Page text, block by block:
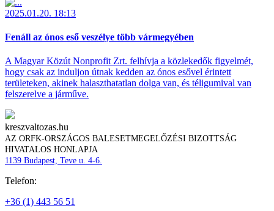
2025.01.20. 18:13
Fenáll az ónos eső veszélye több vármegyében
A Magyar Közút Nonprofit Zrt. felhívja a közlekedők figyelmét,
hogy csak az induljon útnak kedden az ónos esővel érintett
területeken, akinek halaszthatatlan dolga van, és téligumival van
felszerelve a járműve.
kreszvaltozas.hu
AZ ORFK-ORSZÁGOS BALESETMEGELŐZÉSI BIZOTTSÁG
HIVATALOS HONLAPJA
1139 Budapest, Teve u. 4-6.
Telefon:
+36 (1) 443 56 51